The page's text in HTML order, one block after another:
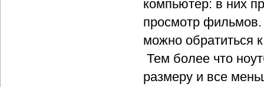
компьютер: в них
просмотр фильмов.
можно обратиться
Тем более что
размеру и все